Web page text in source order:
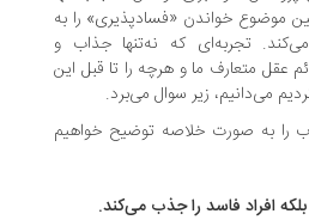
خواندن «فسادپذیری» را به
تجربه‌ای که نه‌تنها جذاب و
ما و هرچه را تا قبل این
زیر سوال می‌برد.
صورت خلاصه توضیح خواهیم